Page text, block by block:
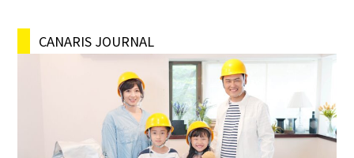
CANARIS JOURNAL